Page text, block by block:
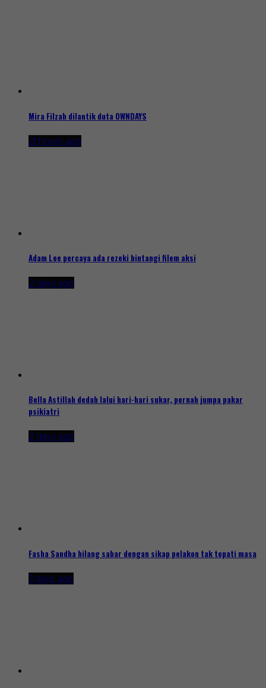
Mira Filzah dilantik duta OWNDAYS
21 hours ago
Adam Lee percaya ada rezeki bintangi filem aksi
2 days ago
Bella Astillah dedah lalui hari-hari sukar, pernah jumpa pakar
psikiatri
2 days ago
Fasha Sandha hilang sabar dengan sikap pelakon tak tepati masa
3 days ago